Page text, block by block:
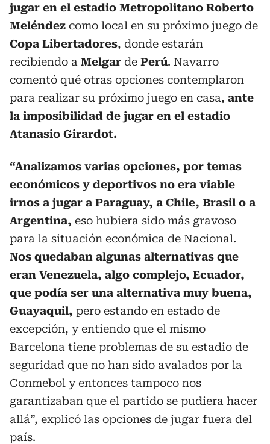
jugar en el estadio Metropolitano Roberto
Meléndez como local en su próximo juego de
Copa Libertadores, donde estarán
recibiendo a Melgar de Perú. Navarro
comentó qué otras opciones contemplaron
para realizar su próximo juego en casa, ante
la imposibilidad de jugar en el estadio
Atanasio Girardot.
“Analizamos varias opciones, por temas
económicos y deportivos no era viable
irnos a jugar a Paraguay, a Chile, Brasil o a
Argentina, eso hubiera sido más gravoso
para la situación económica de Nacional.
Nos quedaban algunas alternativas que
eran Venezuela, algo complejo, Ecuador,
que podía ser una alternativa muy buena,
Guayaquil, pero estando en estado de
excepción, y entiendo que el mismo
Barcelona tiene problemas de su estadio de
seguridad que no han sido avalados por la
Conmebol y entonces tampoco nos
garantizaban que el partido se pudiera hacer
allá”, explicó las opciones de jugar fuera del
país.